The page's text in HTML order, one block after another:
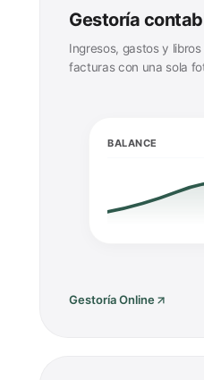
Gestoría
Ingresos, gastos y
facturas con una sola
BALANCE
Gestoría Online